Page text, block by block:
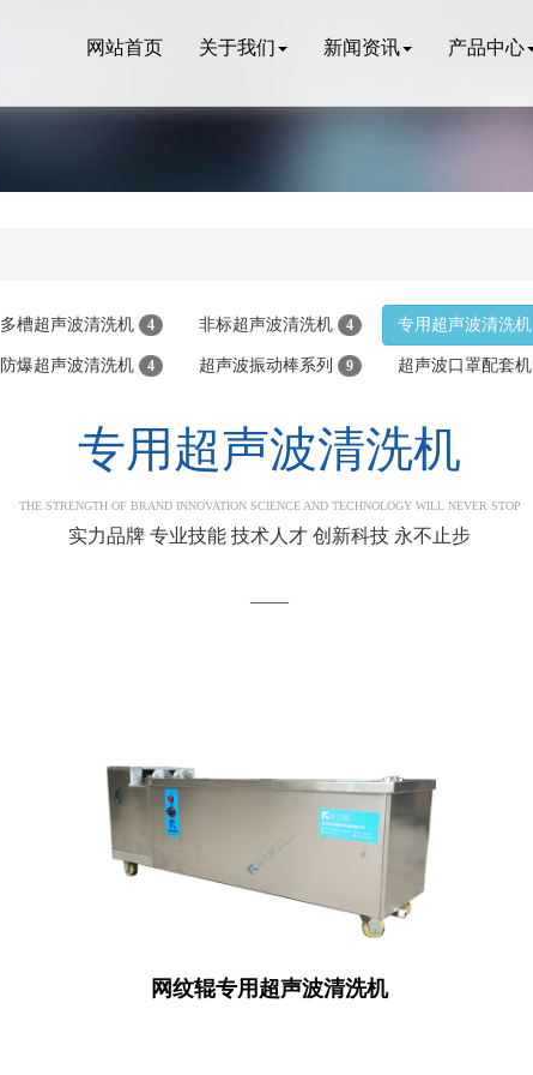
网站首页 关于我们 新闻资讯 产品中心
多槽超声波清洗机 4 非标超声波清洗机 4 专用超声波清洗机
防爆超声波清洗机 4 超声波振动棒系列 9 超声波口罩配套机
专用超声波清洗机
THE STRENGTH OF BRAND INNOVATION SCIENCE AND TECHNOLOGY WILL NEVER STOP
实力品牌 专业技能 技术人才 创新科技 永不止步
——
网纹辊专用超声波清洗机